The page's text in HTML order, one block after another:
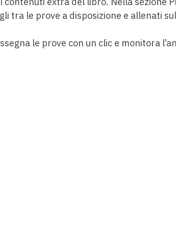
tra le prove a disposizione e allenati
le prove con un clic e monitora